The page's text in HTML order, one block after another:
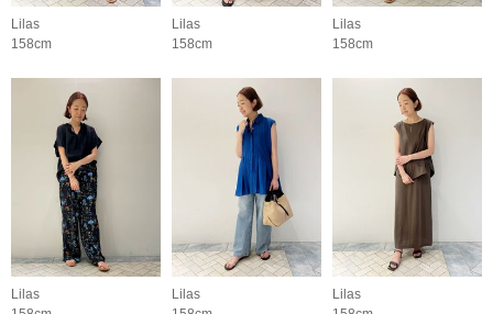
Lilas
158cm
Lilas
158cm
Lilas
158cm
Lilas
Lilas
Lilas